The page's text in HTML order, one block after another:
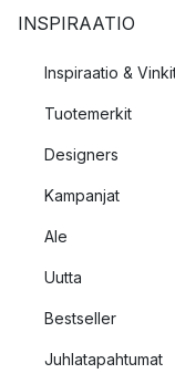
INSPIRAATIO
Inspiraatio &
Tuotemerkit
Designers
Kampanjat
Ale
Uutta
Bestseller
Juhlatapahtumat